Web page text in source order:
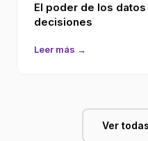
El poder de los
decisiones
Leer más →
Ver